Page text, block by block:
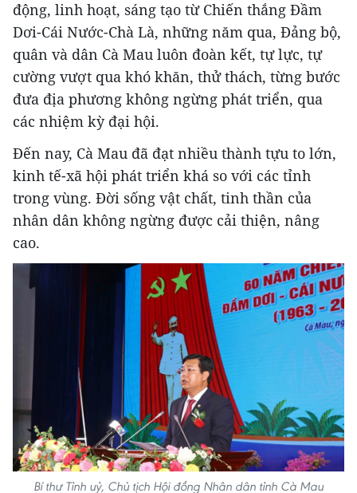
động, linh hoạt, sáng tạo từ Chiến thắng Đầm
Dơi-Cái Nước-Chà Là, những năm qua, Đảng bộ,
quân và dân Cà Mau luôn đoàn kết, tự lực, tự
cường vượt qua khó khăn, thử thách, từng bước
đưa địa phương không ngừng phát triển, qua
các nhiệm kỳ đại hội.
Đến nay, Cà Mau đã đạt nhiều thành tựu to lớn,
kinh tế-xã hội phát triển khá so với các tỉnh
trong vùng. Đời sống vật chất, tinh thần của
nhân dân không ngừng được cải thiện, nâng
cao.
Bí thư Tỉnh uỷ, Chủ tịch Hội đồng Nhân dân tỉnh Cà Mau